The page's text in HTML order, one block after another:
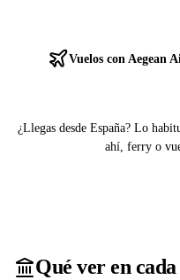
Vuelos con Aegean
¿Llegas desde España? Lo
ahí, ferry o
Qué ver en